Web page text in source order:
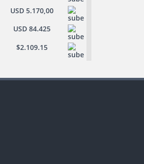
USD 5.170,00
USD 84.425
$2.109.15